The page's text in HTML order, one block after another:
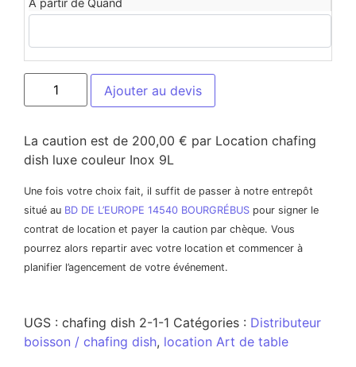
Ajouter au devis
La caution est de 200,00 € par Location chafing
dish luxe couleur Inox 9L
Une fois votre choix fait, il suffit de passer à notre entrepôt
situé au BD DE L’EUROPE 14540 BOURGRÉBUS pour signer le
contrat de location et payer la caution par chèque. Vous
pourrez alors repartir avec votre location et commencer à
planifier l’agencement de votre événement.
UGS : chafing dish 2-1-1 Catégories : Distributeur
boisson / chafing dish, location Art de table